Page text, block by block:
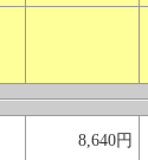
8,640円